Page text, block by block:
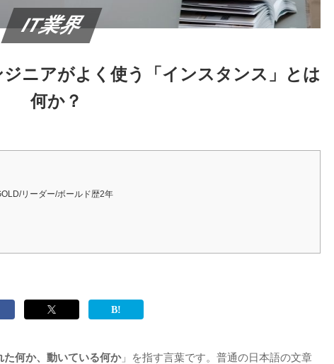
IT業界
ニアがよく使う「インスタンス」とは
何か？
リーダー/ボールド歴2年
た何か、動いている何か」を指す言葉です。普通の日本語の文章